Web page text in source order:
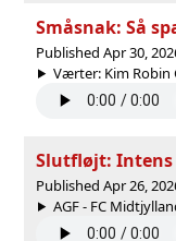
Småsnak: Så
Published Apr 30,
Værter: Kim Robin
Slutfløjt:
Published Apr 26,
AGF - FC